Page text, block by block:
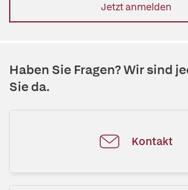
Jetzt anmelden
Haben Sie Fragen? Wir sind
Sie da.
Kontakt